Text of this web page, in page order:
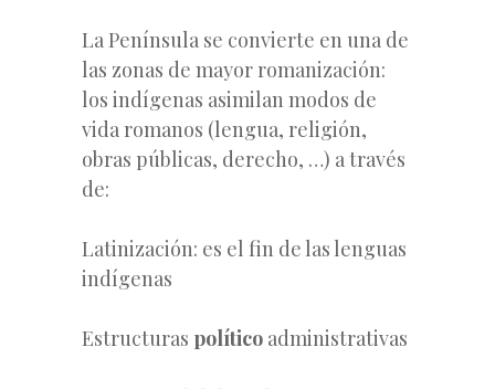
La Península se convierte en una de
las zonas de mayor romanización:
los indígenas asimilan modos de
vida romanos (lengua, religión,
obras públicas, derecho, …) a través
de:
Latinización: es el fin de las lenguas
indígenas
Estructuras político administrativas